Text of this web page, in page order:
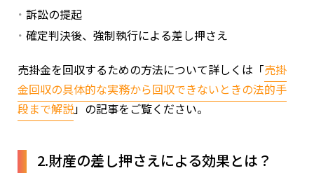
訴訟の提起
確定判決後、強制執行による差し押さえ
売掛金を回収するための方法について詳しくは「売掛
金回収の具体的な実務から回収できないときの法的手
段まで解説」の記事をご覧ください。
2.財産の差し押さえによる効果とは？